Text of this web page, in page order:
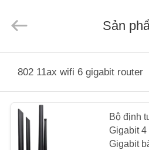
CÁC
SẢN
PHẨM
Network
Communications
Sản
802 11ax wifi 6 gigabit router
Bộ định
Gigabit 4
Gigabit